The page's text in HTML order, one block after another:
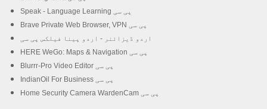
Speak - Language Learning پی سی
Brave Private Web Browser, VPN پی سی
اردو ڈیزائنر - اردو پینا فیلکس پی سی
HERE WeGo: Maps & Navigation پی سی
Blurrr-Pro Video Editor پی سی
IndianOil For Business پی سی
Home Security Camera WardenCam پی سی